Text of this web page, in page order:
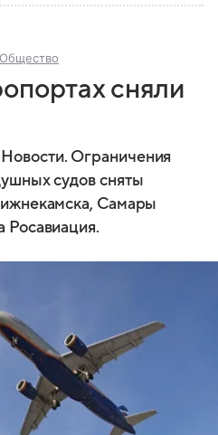
Общество
сняли
Ограничения
судов сняты
Самары
Росавиация.